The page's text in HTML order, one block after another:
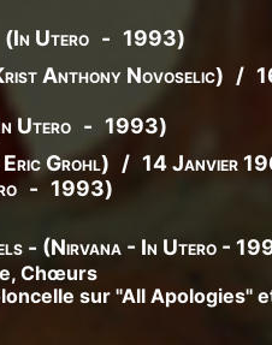
(In Utero - 1993)
Anthony Novoselic) /
Utero - 1993)
EricGrohl) / 14 Janvier
- 1993)
- (Nirvana - In Utero -
Chœurs
sur "All Apologies"